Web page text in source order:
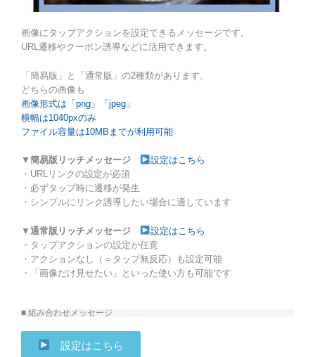
画像にタップアクションを設定できるメッセージです。
URL遷移やクーポン誘導などに活用できます。
「簡易版」と「通常版」の2種類があります。
どちらの画像も
画像形式は「png」「jpeg」
横幅は1040pxのみ
ファイル容量は10MBまでが利用可能
▼ 簡易版リッチメッセージ
設定はこちら
・URLリンクの設定が必須
・必ずタップ時に遷移が発生
・シンプルにリンク誘導したい場合に適しています
▼ 通常版リッチメッセージ
設定はこちら
・タップアクションの設定が任意
・アクションなし（＝タップ無反応）も設定可能
・「画像だけ見せたい」といった使い方も可能です
■ 組み合わせメッセージ
設定はこちら